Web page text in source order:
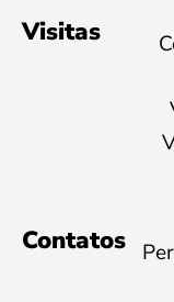
Visitas
Contatos